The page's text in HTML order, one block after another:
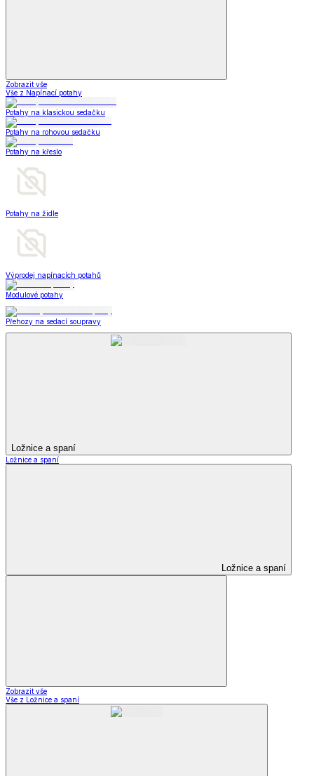
Zobrazit vše
Vše z Napínací potahy
Potahy na klasickou sedačku
Potahy na rohovou sedačku
Potahy na křeslo
Potahy na židle
Výprodej napínacích potahů
Modulové potahy
Přehozy na sedací soupravy
Ložnice a spaní
Ložnice a spaní
Ložnice a spaní
Zobrazit vše
Vše z Ložnice a spaní